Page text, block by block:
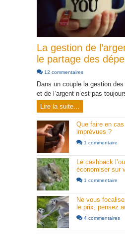
La gestion de
le partage des
12 commentaires
Dans un couple la gestion
et de l’argent n’est pas
Lire la suite...
Que faire en
imprévues ?
1 commentaire
Le cashback
économiser sur
1 commentaire
Ne vous
le prix, pensez
4 commentaires